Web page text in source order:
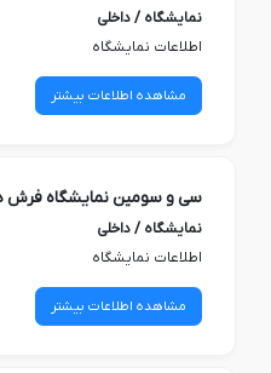
نمایشگاه / داخلی
اطلاعات نمایشگاه
مشاهده اطلاعات بیشتر
سی و سومین نمایشگاه فرش
نمایشگاه / داخلی
اطلاعات نمایشگاه
مشاهده اطلاعات بیشتر